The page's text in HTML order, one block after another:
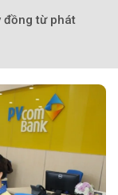
đồng từ phát